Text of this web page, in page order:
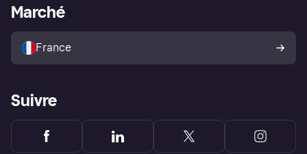
Explorez les magasins
Politique de protection de
l’acheteur Klarna
Portail Marchand
Marché
France
Suivre